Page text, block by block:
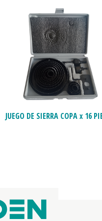
JUEGO DE SIERRA COPA x 16